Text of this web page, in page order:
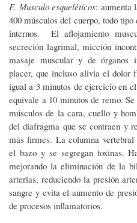
F. Musculo esqueléticos: aumenta
400 músculos del cuerpo, todo
internos. El aflojamiento
secreción lagrimal, micción
masaje muscular y de órganos
placer, que incluso alivia el dolor
igual a 3 minutos de ejercicio en
equivale a 10 minutos de remo.
músculos de la cara, cuello y
del diafragma que se contraen y
más firmes. La columna
el bazo y se segregan toxinas.
mejorando la eliminación de la
arterias, reduciendo la presión
sangre y evita el aumento de
de procesos inflamatorios.